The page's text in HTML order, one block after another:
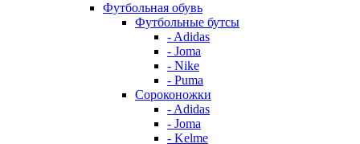
Футбольная обувь
Футбольные бутсы
- Adidas
- Joma
- Nike
- Puma
Сороконожки
- Adidas
- Joma
- Kelme